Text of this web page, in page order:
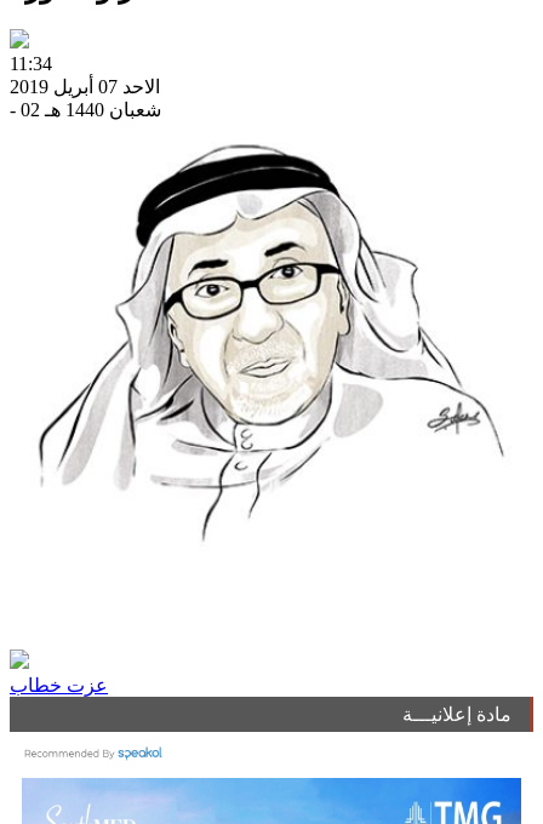
11:34
الاحد 07 أبريل 2019
- 02 شعبان 1440 هـ
عزت خطاب
مادة إعلانيـــة